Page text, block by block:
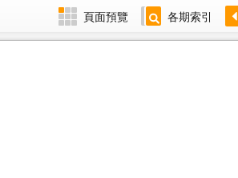
頁面預覽 各期索引